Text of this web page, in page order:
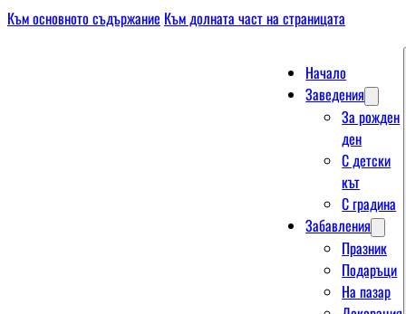
Към основното съдържание Към долната част на страницата
Начало
Заведения
За рожден
ден
С детски
кът
С градина
Забавления
Празник
Подаръци
На пазар